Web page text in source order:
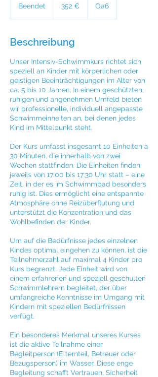
Beendet
d
t
352 € Oa6
Beschreibung
Unser Intensiv-Schwimmkurs richtet sich
speziell an Kinder mit körperlichen oder
geistigen Beeinträchtigungen im Alter von
ca. 5 bis 10 Jahren. In einem geschützten,
ruhigen und angenehmen Umfeld bieten
wir professionelle, individuell angepasste
Schwimmeinheiten an, bei denen jedes
Kind im Mittelpunkt steht.
Der Kurs umfasst insgesamt 10 Einheiten à
30 Minuten, die innerhalb von zwei
Wochen stattfinden. Die Einheiten finden
jeweils von 17:00 bis 17:30 Uhr statt – eine
Zeit, in der es im Schwimmbad besonders
ruhig ist. Dies ermöglicht eine entspannte
Atmosphäre ohne Reizüberflutung und
unterstützt die Konzentration und das
Wohlbefinden der Kinder.
Um auf die Bedürfnisse jedes einzelnen
Kindes optimal eingehen zu können, ist die
Teilnehmerzahl auf maximal 4 Kinder pro
Kurs begrenzt. Jede Einheit wird von
einem erfahrenen und speziell geschulten
Schwimmlehrern begleitet, der über
umfangreiche Kenntnisse im Umgang mit
Kindern mit speziellen Bedürfnissen
verfügt.
Ein besonderes Merkmal unseres Kurses
ist die aktive Teilnahme einer
Begleitperson (Elternteil, Betreuer oder
Bezugsperson) im Wasser. Diese enge
Begleitung schafft Vertrauen, Sicherheit